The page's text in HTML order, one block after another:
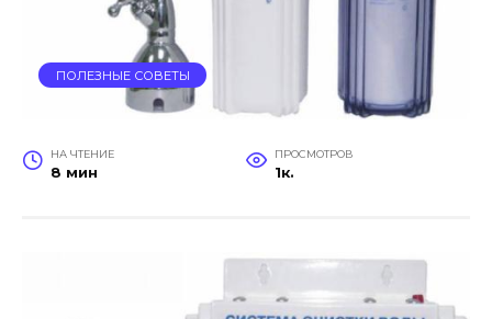
ПОЛЕЗНЫЕ СОВЕТЫ
НА ЧТЕНИЕ
8 мин
ПРОСМОТРОВ
1к.